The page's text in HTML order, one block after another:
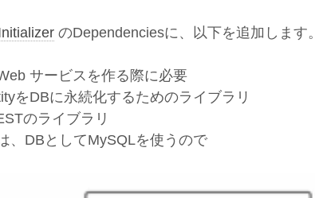
のDependenciesに、以下を追加します。
サービスを作る際に必要
をDBに永続化するためのライブラリ
のライブラリ
、DBとしてMySQLを使うので